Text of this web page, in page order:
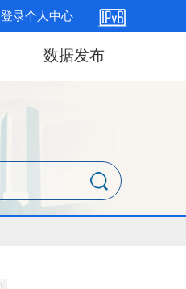
登录个人中心
数据发布